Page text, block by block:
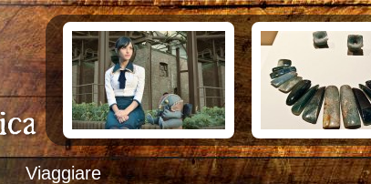
Viaggiare
Documenti necessari per trasferirsi
Italiani in Costa Rica
L’ambasciata italiana
Opportunità lavorative